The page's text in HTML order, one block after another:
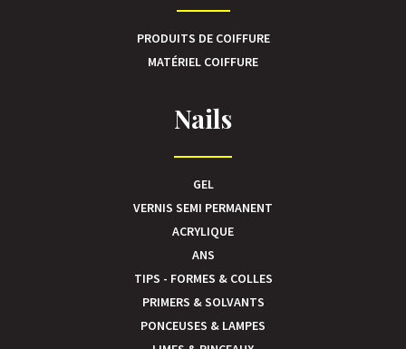
PRODUITS DE COIFFURE
MATÉRIEL COIFFURE
Nails
GEL
VERNIS SEMI PERMANENT
ACRYLIQUE
ANS
TIPS - FORMES & COLLES
PRIMERS & SOLVANTS
PONCEUSES & LAMPES